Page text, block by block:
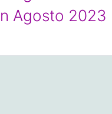
Agosto 2023